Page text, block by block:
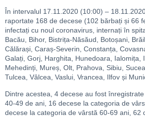
În intervalul 17.11.2020 (10:00) –
raportate 168 de decese (102 bărbați și 66
infectați cu noul coronavirus, internați în
Bacău, Bihor, Bistrița-Năsăud, Botoșani,
Călărași, Caraș-Severin, Constanța,
Galați, Gorj, Harghita, Hunedoara, Ialomița,
Mehedinți, Mureș, Olt, Prahova, Sibiu,
Tulcea, Vâlcea, Vaslui, Vrancea, Ilfov și
Dintre acestea, 4 decese au fost
40-49 de ani, 16 decese la categoria de
decese la categoria de vârstă 60-69 ani, 62